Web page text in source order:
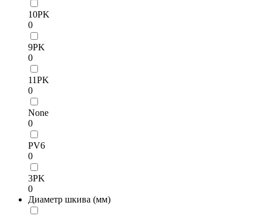
10PK
0
9PK
0
11PK
0
None
0
PV6
0
3PK
0
Диаметр шкива (мм)